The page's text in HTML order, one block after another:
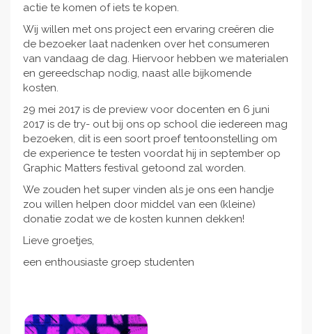
actie te komen of iets te kopen.
Wij willen met ons project een ervaring creëren die
de bezoeker laat nadenken over het consumeren
van vandaag de dag. Hiervoor hebben we materialen
en gereedschap nodig, naast alle bijkomende
kosten.
29 mei 2017 is de preview voor docenten en 6 juni
2017 is de try- out bij ons op school die iedereen mag
bezoeken, dit is een soort proef tentoonstelling om
de experience te testen voordat hij in september op
Graphic Matters festival getoond zal worden.
We zouden het super vinden als je ons een handje
zou willen helpen door middel van een (kleine)
donatie zodat we de kosten kunnen dekken!
Lieve groetjes,
een enthousiaste groep studenten